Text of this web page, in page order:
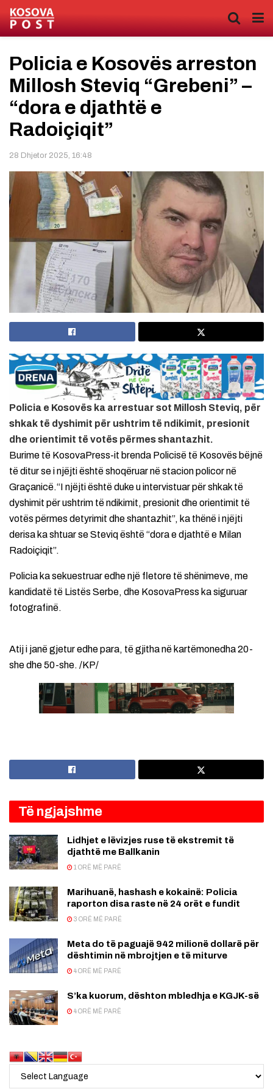
Policia e Kosovës arreston
Millosh Steviq “Grebeni” –
“dora e djathtë e
Radoiçiqit”
28 Dhjetor 2025, 16:48
Policia e Kosovës ka arrestuar sot Millosh Steviq, për
shkak të dyshimit për ushtrim të ndikimit, presionit
dhe orientimit të votës përmes shantazhit.
Burime të KosovaPress-it brenda Policisë të Kosovës bëjnë
të ditur se i njëjti është shoqëruar në stacion policor në
Graçanicë.“I njëjti është duke u intervistuar për shkak të
dyshimit për ushtrim të ndikimit, presionit dhe orientimit të
votës përmes detyrimit dhe shantazhit”, ka thënë i njëjti
derisa ka shtuar se Steviq është “dora e djathtë e Milan
Radoiçiqit”.
Policia ka sekuestruar edhe një fletore të shënimeve, me
kandidatë të Listës Serbe, dhe KosovaPress ka siguruar
fotografinë.
Atij i janë gjetur edhe para, të gjitha në kartëmonedha 20-
she dhe 50-she. /KP/
Të ngjajshme
Lidhjet e lëvizjes ruse të ekstremit të
djathtë me Ballkanin
1 ORË MË PARË
Marihuanë, hashash e kokainë: Policia
raporton disa raste në 24 orët e fundit
3 ORË MË PARË
Meta do të paguajë 942 milionë dollarë për
dështimin në mbrojtjen e të miturve
4 ORË MË PARË
S’ka kuorum, dështon mbledhja e KGJK-së
4 ORË MË PARË